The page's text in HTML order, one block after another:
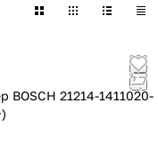
BOSCH 21214-1411020-